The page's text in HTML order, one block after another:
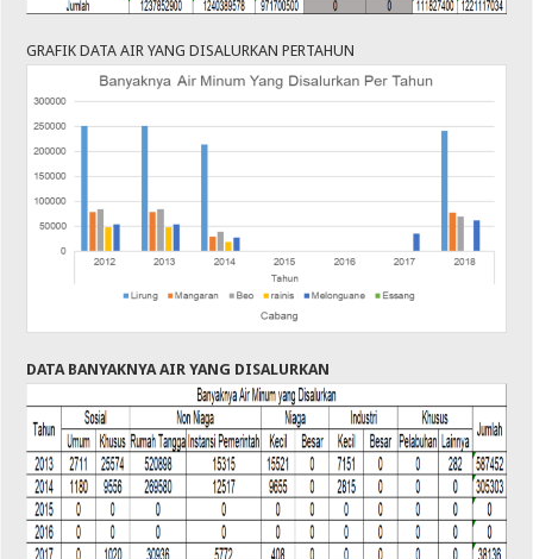
GRAFIK DATA AIR YANG DISALURKAN PERTAHUN
DATA BANYAKNYA AIR YANG DISALURKAN